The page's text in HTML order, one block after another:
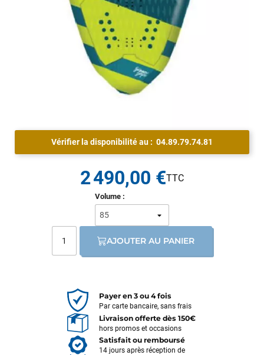
Vérifier la disponibilité au : 04.89.79.74.81
Volume :
2 490,00 €
AJOUTER AU PANIER
Payer en 3 ou 4 fois
Par carte bancaire, sans frais
Livraison offerte dès 150€
hors promos et occasions
Satisfait ou remboursé
14 jours après réception de
Frédéric sternheim
il y a 2 semaines
Des conseils (par téléphone), du matos d'occasion de bonne
qualité : c'est toujours un plaisir!